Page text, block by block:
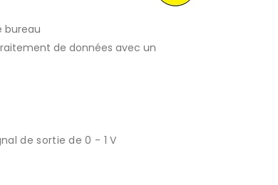
bureau
de données avec un
de sortie de 0 - 1 V